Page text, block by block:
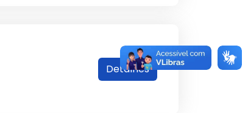
Detalhes